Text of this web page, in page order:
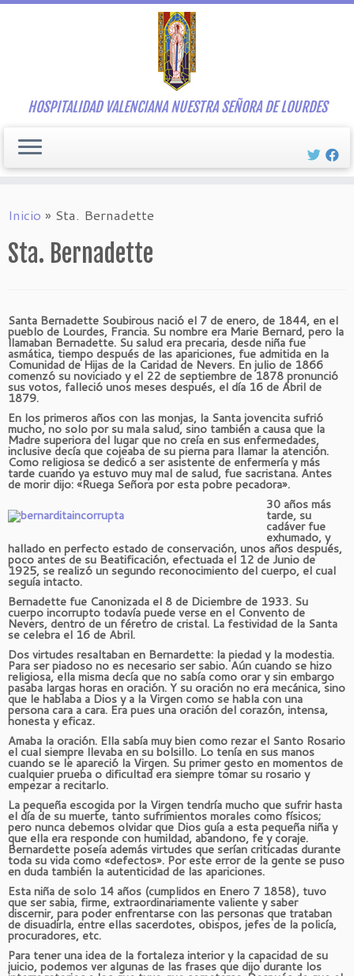
Saltar
HOSPITALIDAD VALENCIANA NUESTRA SEÑORA DE LOURDES
Inicio » Sta. Bernadette
Sta. Bernadette
Santa Bernadette Soubirous nació el 7 de enero, de 1844, en el
pueblo de Lourdes, Francia. Su nombre era Marie Bernard, pero la
llamaban Bernadette. Su salud era precaria, desde niña fue
asmática, tiempo después de las apariciones, fue admitida en la
Comunidad de Hijas de la Caridad de Nevers. En julio de 1866
comenzó su noviciado y el 22 de septiembre de 1878 pronunció
sus votos, falleció unos meses después, el día 16 de Abril de
1879.
En los primeros años con las monjas, la Santa jovencita sufrió
mucho, no solo por su mala salud, sino también a causa que la
Madre superiora del lugar que no creía en sus enfermedades,
inclusive decía que cojeaba de su pierna para llamar la atención.
Como religiosa se dedicó a ser asistente de enfermería y más
tarde cuando ya estuvo muy mal de salud, fue sacristana. Antes
de morir dijo: «Ruega Señora por esta pobre pecadora».
30 años más
tarde, su
cadáver fue
exhumado, y
hallado en perfecto estado de conservación, unos años después,
poco antes de su Beatificación, efectuada el 12 de Junio de
1925, se realizó un segundo reconocimiento del cuerpo, el cual
seguía intacto.
Bernadette fue Canonizada el 8 de Diciembre de 1933. Su
cuerpo incorrupto todavía puede verse en el Convento de
Nevers, dentro de un féretro de cristal. La festividad de la Santa
se celebra el 16 de Abril.
Dos virtudes resaltaban en Bernardette: la piedad y la modestia.
Para ser piadoso no es necesario ser sabio. Aún cuando se hizo
religiosa, ella misma decía que no sabía como orar y sin embargo
pasaba largas horas en oración. Y su oración no era mecánica, sino
que le hablaba a Dios y a la Virgen como se habla con una
persona cara a cara. Era pues una oración del corazón, intensa,
honesta y eficaz.
Amaba la oración. Ella sabía muy bien como rezar el Santo Rosario
el cual siempre llevaba en su bolsillo. Lo tenía en sus manos
cuando se le apareció la Virgen. Su primer gesto en momentos de
cualquier prueba o dificultad era siempre tomar su rosario y
empezar a recitarlo.
La pequeña escogida por la Virgen tendría mucho que sufrir hasta
el día de su muerte, tanto sufrimientos morales como físicos;
pero nunca debemos olvidar que Dios guía a esta pequeña niña y
que ella era responde con humildad, abandono, fe y coraje.
Bernardette poseía además virtudes que serían criticadas durante
toda su vida como «defectos». Por este error de la gente se puso
en duda también la autenticidad de las apariciones.
Esta niña de solo 14 años (cumplidos en Enero 7 1858), tuvo
que ser sabia, firme, extraordinariamente valiente y saber
discernir, para poder enfrentarse con las personas que trataban
de disuadirla, entre ellas sacerdotes, obispos, jefes de la policía,
procuradores, etc.
Para tener una idea de la fortaleza interior y la capacidad de su
juicio, podemos ver algunas de las frases que dijo durante los